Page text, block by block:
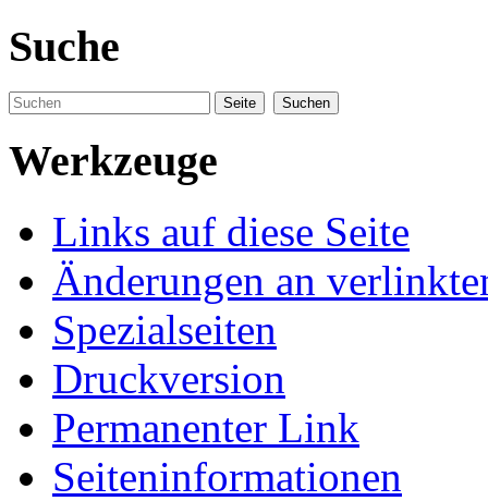
Suche
Werkzeuge
Links auf diese Seite
Änderungen an
Spezialseiten
Druckversion
Permanenter Link
Seiteninformationen